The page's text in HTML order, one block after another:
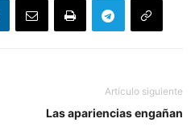
Artículo siguiente
Las apariencias engañan